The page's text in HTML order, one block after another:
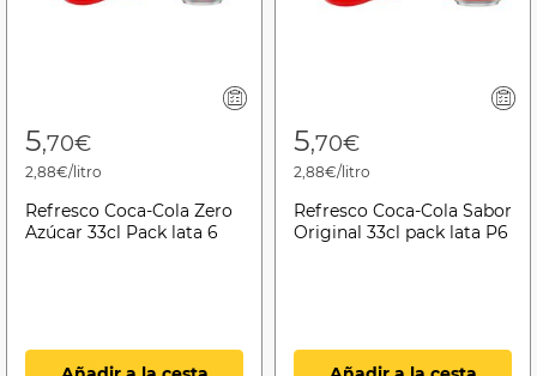
5,70€
2,88€/litro
Refresco Coca-Cola Zero
Azúcar 33cl Pack lata 6
5,70€
2,88€/litro
Refresco Coca-Cola Sabor
Original 33cl pack lata P6